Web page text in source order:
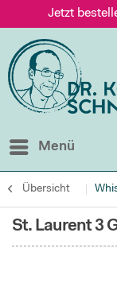
Jetzt
Versand
Jetzt
Menü
Übersicht
St. Laurent 3